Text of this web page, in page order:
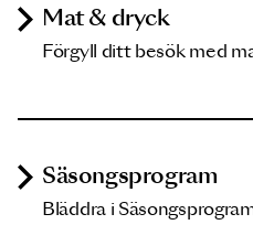
Mat & dryck
Förgyll ditt besök med
Säsongsprogram
Bläddra i